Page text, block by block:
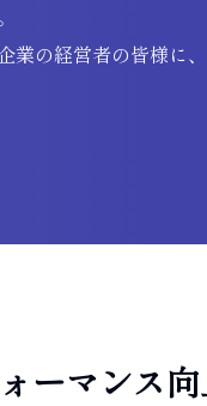
業の経営者の皆様に
ーマンス